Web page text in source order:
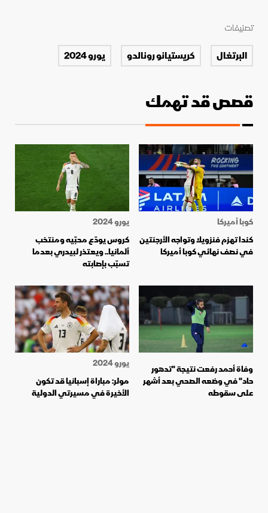
تصنيفات
البرتغال كريستيانو رونالدو يورو 2024
قصص قد تهمك
كوبا أميركا
كندا تهزم فنزويلا وتواجه الأرجنتين
في نصف نهائي كوبا أميركا
يورو 2024
كروس يودّع محبّيه ومنتخب
ألمانيا.. ويعتذر لبيدري بعدما
تسبّب بإصابته
وفاة أحمد رفعت نتيجة "تدهور
حاد" في وضعه الصحي بعد أشهر
على سقوطه
يورو 2024
مولر: مباراة إسبانيا قد تكون
الأخيرة في مسيرتي الدولية